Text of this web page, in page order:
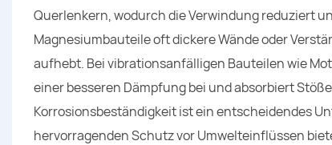
Querlenkern, wodurch die Verwindung reduziert
Magnesiumbauteile oft dickere Wände oder
aufhebt. Bei vibrationsanfälligen Bauteilen wie
einer besseren Dämpfung bei und absorbiert
Korrosionsbeständigkeit ist ein entscheidendes
hervorragenden Schutz vor Umwelteinflüssen